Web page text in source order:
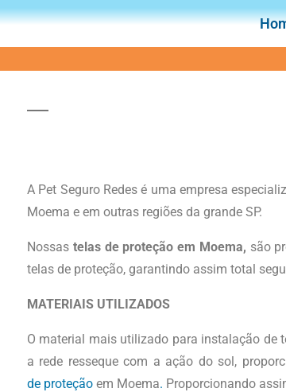
A Pet Seguro Redes é uma empresa
Moema e em outras regiões da grande SP.
Nossas telasde proteçãoem Moema, são
telas de proteção, garantindo assim total
MATERIAIS UTILIZADOS
O material mais utilizado para instalação de
a rede resseque com a ação do sol,
de proteção em Moema. Proporcionando